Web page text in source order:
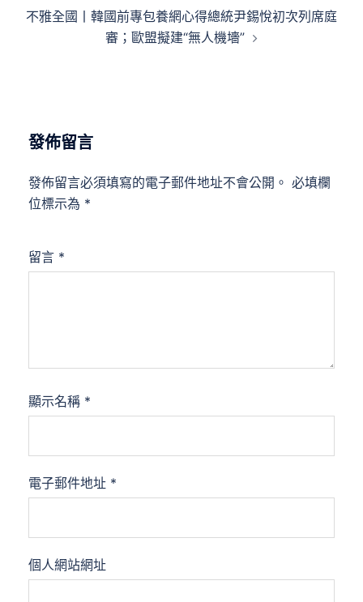
不雅全國丨韓國前專包養網心得總統尹錫悅初次列席庭
審；歐盟擬建“無人機墻”
發佈留言
發佈留言必須填寫的電子郵件地址不會公開。 必填欄
位標示為 *
留言 *
顯示名稱 *
電子郵件地址 *
個人網站網址